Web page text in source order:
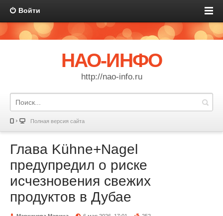
Войти
НАО-ИНФО
http://nao-info.ru
Полная версия сайта
Глава Kühne+Nagel
предупредил о риске
исчезновения свежих
продуктов в Дубае